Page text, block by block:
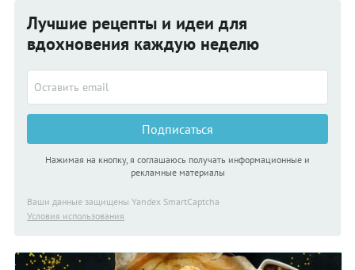
Лучшие рецепты и идеи для
вдохновения каждую неделю
Подписаться
Нажимая на кнопку, я соглашаюсь получать информационные и
рекламные материалы
Ваши данные защищены Yandex SmartCaptcha
Условия использования